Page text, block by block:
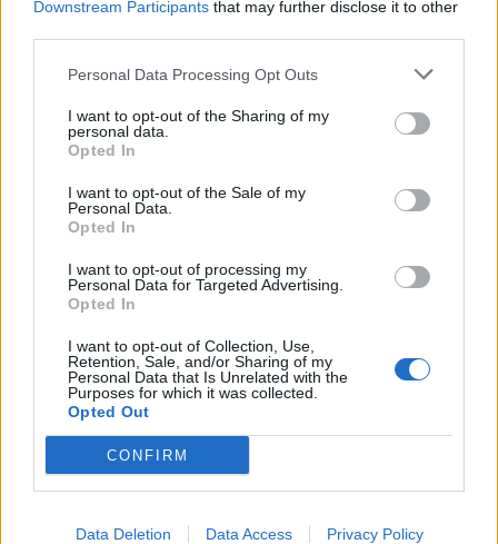
Downstream Participants that may further disclose it to other
Personal Data Processing Opt Outs
I want to opt-out of the Sharing of my
personal data.
Opted In
I want to opt-out of the Sale of my
Personal Data.
Opted In
I want to opt-out of processing my
Personal Data for Targeted Advertising.
Opted In
I want to opt-out of Collection, Use,
Retention, Sale, and/or Sharing of my
Personal Data that Is Unrelated with the
Purposes for which it was collected.
Opted Out
CONFIRM
Data Deletion Data Access Privacy Policy